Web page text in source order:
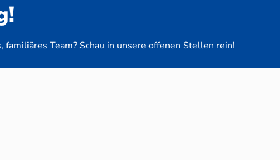
Team? Schau in unsere offenen Stellen rein!